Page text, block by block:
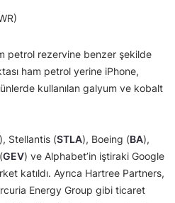
petrol rezervine benzer şekilde
ham petrol yerine iPhone,
kullanılan galyum ve kobalt
), Stellantis (STLA), Boeing (BA),
GEV) ve Alphabet’in iştiraki Google
katıldı. Ayrıca Hartree Partners,
Energy Group gibi ticaret